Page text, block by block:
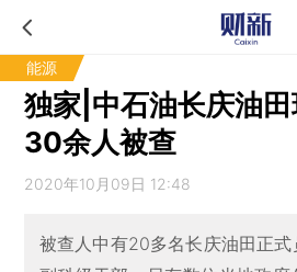
能源
独家|中石油长庆油
30余人被查
2020年10月09日 12:48
被查人中有20多名长庆油田正